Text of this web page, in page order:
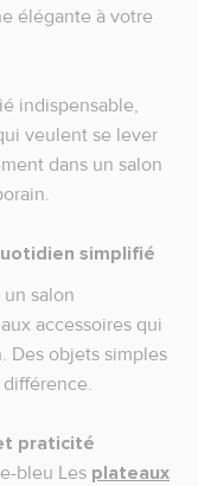
élégante à votre
indispensable,
veulent se lever
dans un salon
simplifié
salon
accessoires qui
Des objets simples
praticité
Les plateaux